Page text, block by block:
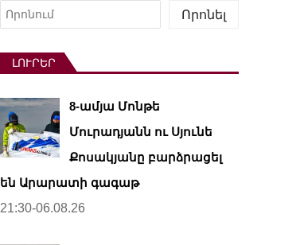
Որոնել
Որոնել
ԼՈՒՐԵՐ
8-ամյա Մոնթե
Մուրադյանն ու Սյունե
Քոսակյանը բարձրացել
են Արարատի գագաթ
21:30-06.08.26